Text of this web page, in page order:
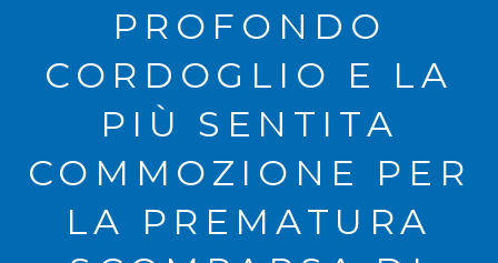
PROFONDO
CORDOGLIO E LA
PIÙ SENTITA
COMMOZIONE PER
LA PREMATURA